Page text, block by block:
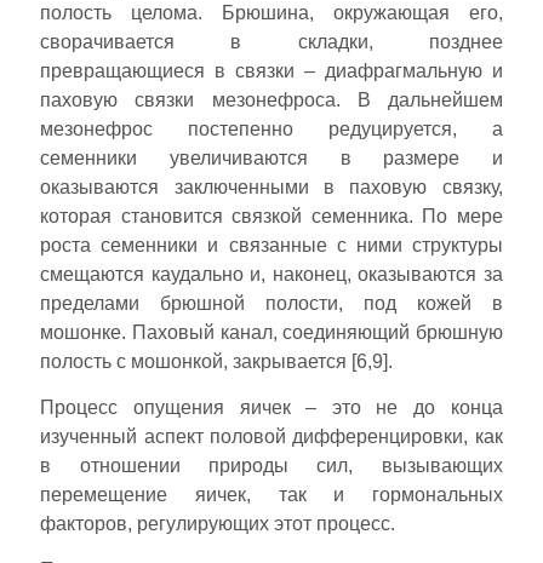
полость целома. Брюшина, окружающая его,
сворачивается в складки, позднее
превращающиеся в связки – диафрагмальную и
паховую связки мезонефроса. В дальнейшем
мезонефрос постепенно редуцируется, а
семенники увеличиваются в размере и
оказываются заключенными в паховую связку,
которая становится связкой семенника. По мере
роста семенники и связанные с ними структуры
смещаются каудально и, наконец, оказываются за
пределами брюшной полости, под кожей в
мошонке. Паховый канал, соединяющий брюшную
полость с мошонкой, закрывается [6,9].
Процесс опущения яичек – это не до конца
изученный аспект половой дифференцировки, как
в отношении природы сил, вызывающих
перемещение яичек, так и гормональных
факторов, регулирующих этот процесс.